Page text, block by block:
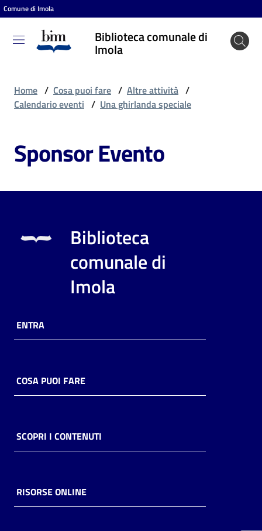
Vai al contenuto
Vai alla navigazione
Vai al footer
Comune di Imola
Biblioteca comunale di
Imola
Biblioteca
comunale
puoi
Risorse
online
Casa
Piani
storico
Home / Cosa puoi fare / Altre attività /
Calendario eventi / Una ghirlanda speciale
Sponsor Evento
Biblioteca
comunale di
Imola
ENTRA
COSA PUOI FARE
SCOPRI I CONTENUTI
RISORSE ONLINE